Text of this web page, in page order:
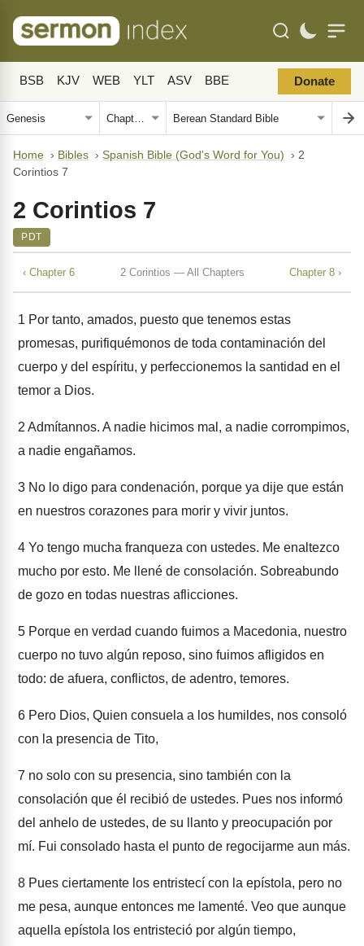
BSB KJV WEB YLT ASV BBE Donate
Home › Bibles › Spanish Bible (God's Word for You) › 2
Corintios 7
2 Corintios 7
PDT
‹ Chapter 6 2 Corintios — All Chapters Chapter 8 ›
1 Por tanto, amados, puesto que tenemos estas
promesas, purifiquémonos de toda contaminación del
cuerpo y del espíritu, y perfeccionemos la santidad en el
temor a Dios.
2 Admítannos. A nadie hicimos mal, a nadie corrompimos,
a nadie engañamos.
3 No lo digo para condenación, porque ya dije que están
en nuestros corazones para morir y vivir juntos.
4 Yo tengo mucha franqueza con ustedes. Me enaltezco
mucho por esto. Me llené de consolación. Sobreabundo
de gozo en todas nuestras aflicciones.
5 Porque en verdad cuando fuimos a Macedonia, nuestro
cuerpo no tuvo algún reposo, sino fuimos afligidos en
todo: de afuera, conflictos, de adentro, temores.
6 Pero Dios, Quien consuela a los humildes, nos consoló
con la presencia de Tito,
7 no solo con su presencia, sino también con la
consolación que él recibió de ustedes. Pues nos informó
del anhelo de ustedes, de su llanto y preocupación por
mí. Fui consolado hasta el punto de regocijarme aun más.
8 Pues ciertamente los entristecí con la epístola, pero no
me pesa, aunque entonces me lamenté. Veo que aunque
aquella epístola los entristeció por algún tiempo,